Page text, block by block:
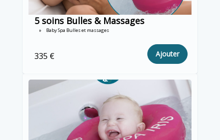
5 soins Bulles & Massages
Baby Spa Bulles et massages
335 € Ajouter